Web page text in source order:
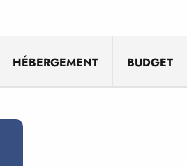
HÉBERGEMENT BUDGET